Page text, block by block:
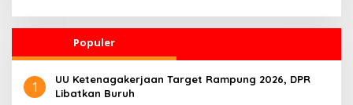
Populer
1
UU Ketenagakerjaan Target Rampung 2026, DPR
Libatkan Buruh